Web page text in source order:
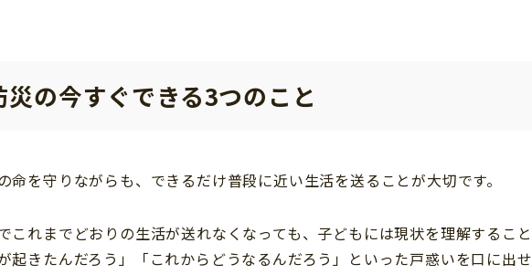
災の今すぐできる3つのこと
命を守りながらも、できるだけ普段に近い生活を送ることが大切です。
これまでどおりの生活が送れなくなっても、子どもには現状を理解すること
起きたんだろう」「これからどうなるんだろう」といった戸惑いを口に出せ